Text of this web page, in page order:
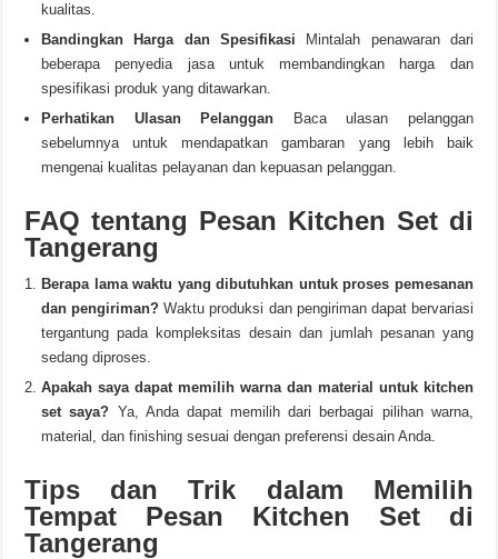
kualitas.
Bandingkan Harga dan Spesifikasi Mintalah penawaran dari
beberapa penyedia jasa untuk membandingkan harga dan
spesifikasi produk yang ditawarkan.
Perhatikan Ulasan Pelanggan Baca ulasan pelanggan
sebelumnya untuk mendapatkan gambaran yang lebih baik
mengenai kualitas pelayanan dan kepuasan pelanggan.
FAQ tentang Pesan Kitchen Set di
Tangerang
Berapa lama waktu yang dibutuhkan untuk proses pemesanan
dan pengiriman? Waktu produksi dan pengiriman dapat bervariasi
tergantung pada kompleksitas desain dan jumlah pesanan yang
sedang diproses.
Apakah saya dapat memilih warna dan material untuk kitchen
set saya? Ya, Anda dapat memilih dari berbagai pilihan warna,
material, dan finishing sesuai dengan preferensi desain Anda.
Tips dan Trik dalam Memilih
Tempat Pesan Kitchen Set di
Tangerang